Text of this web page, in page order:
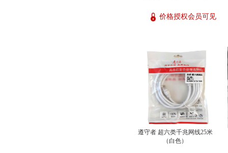
价格授权会员可见
遵守者 超六类千兆网线25米
（白色）